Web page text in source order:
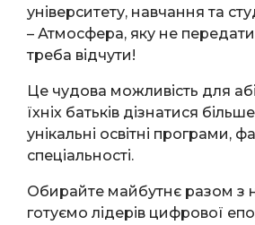
університету, навчання та
– Атмосфера, яку не
треба відчути!
Це чудова можливість для
їхніх батьків дізнатися
унікальні освітні програми,
спеціальності.
Обирайте майбутнє разом з
готуємо лідерів цифрової